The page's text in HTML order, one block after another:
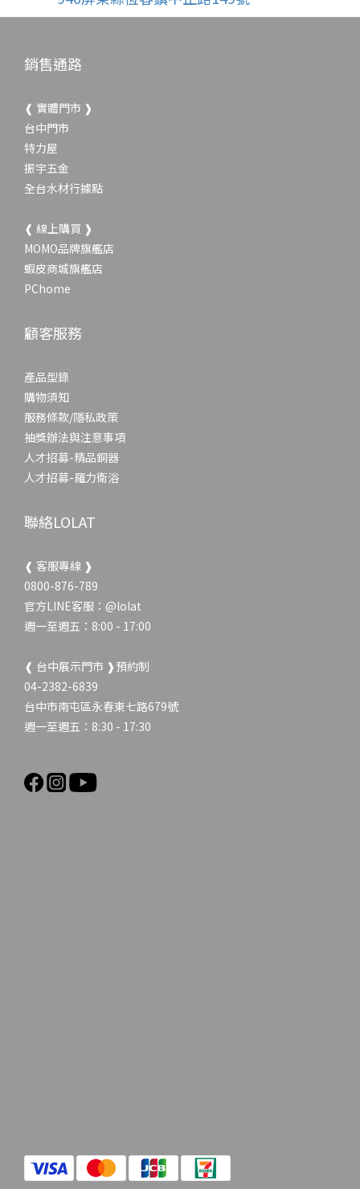
銷售通路
❰ 實體門市 ❱
台中門市
特力屋
振宇五金
全台水材行據點
❰ 線上購買 ❱
MOMO品牌旗艦店
蝦皮商城旗艦店
PChome
顧客服務
產品型錄
購物須知
服務條款/隱私政策
抽獎辦法與注意事項
人才招募-精品銅器
人才招募-羅力衛浴
聯絡LOLAT
❰ 客服專線 ❱
0800-876-789
官方LINE客服： @lolat
週一至週五：8:00 - 17:00
❰ 台中展示門市 ❱預約制
04-2382-6839
台中市南屯區永春東七路679號
週一至週五：8:30 - 17:30